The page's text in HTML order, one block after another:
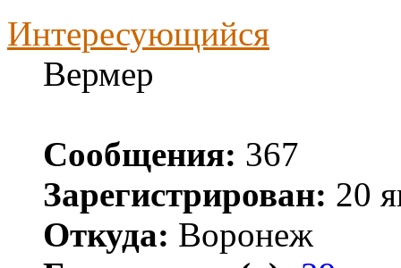
Интересующийся
Вермер
Сообщения: 367
Зарегистрирован: 20
Откуда: Воронеж